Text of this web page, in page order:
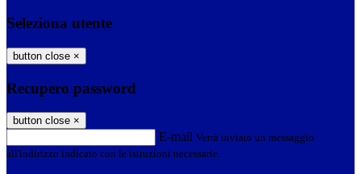
Seleziona utente
button close ×
Recupero password
button close ×
E-mail Verrà inviato un messaggio
all'indirizzo indicato con le istruzioni necessarie.